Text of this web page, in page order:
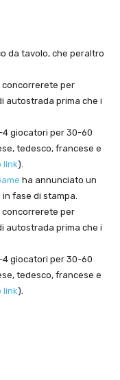
da tavolo, che peraltro
concorrerete per
autostrada prima che i
4 giocatori per 30-60
tedesco, francese e
link).
ha annunciato un
fase di stampa.
concorrerete per
autostrada prima che i
4 giocatori per 30-60
tedesco, francese e
link).